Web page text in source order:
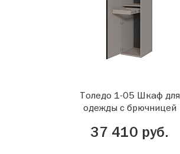
Толедо 1-05 Шкаф для
одежды с брючницей
37 410 руб.